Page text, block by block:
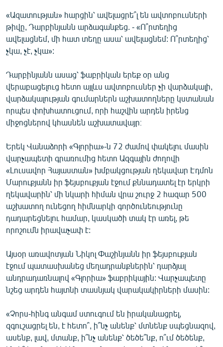
«Ազատության» հարցին՝ ավելացրե՞լ են ավտոբուսների
թիվը, Դարբինյանն արձագանքեց. - «Ո՞րտեղից
ավելացնեմ, մի հատ տեղը ասա՝ ավելացնեմ: Ո՞րտեղից՝
չկա, չէ, չկա»:
Դարբինյանն ասաց՝ ֆաբրիկան երեք օր անց
վերաբացելուց հետո այլևս ավտոբուսներ չի վարձակալի,
վարձակալության գումարներն աշխատողները կստանան
որպես փոխհատուցում, որի հաշվին արդեն իրենց
միջոցներով կհասնեն աշխատավայր։
Երեկ Վանաձորի «Գլորիա»-ն 72 ժամով փակելու մասին
վարչապետի գրառումից հետո Ազգային ժողովի
«Լուսավոր Հայաստան» խմբակցության ղեկավար Էդմոն
Մարուքյանն իր ֆեյսբուքյան էջում քննադատել էր երկրի
ղեկավարին՝ մի նկարի հիման վրա շուրջ 2 հազար 500
աշխատող ունեցող հիմնարկի գործունեությունը
դադարեցնելու համար, կասկածի տակ էր առել, թե
որոշումն իրավաչափ է:
Այսօր առավոտյան Նիկոլ Փաշինյանն իր ֆեյսբուքյան
էջում պատասխանեց մեղադրանքներին՝ դարձյալ
անդրադառնալով «Գլորիա» ֆաբրիկային: Վարչապետը
նշեց արդեն հայտնի տասնյակ վարակակիրների մասին:
«Չորս-հինգ անգամ ստուգում են իրականացրել,
զգուշացրել են, է հետո՞, ի՞նչ անենք՝ մտնենք սպեցնազով,
ասենք, լավ, մտանք, ի՞նչ անենք՝ ծեծե՞նք, ո՞ւմ ծեծենք,